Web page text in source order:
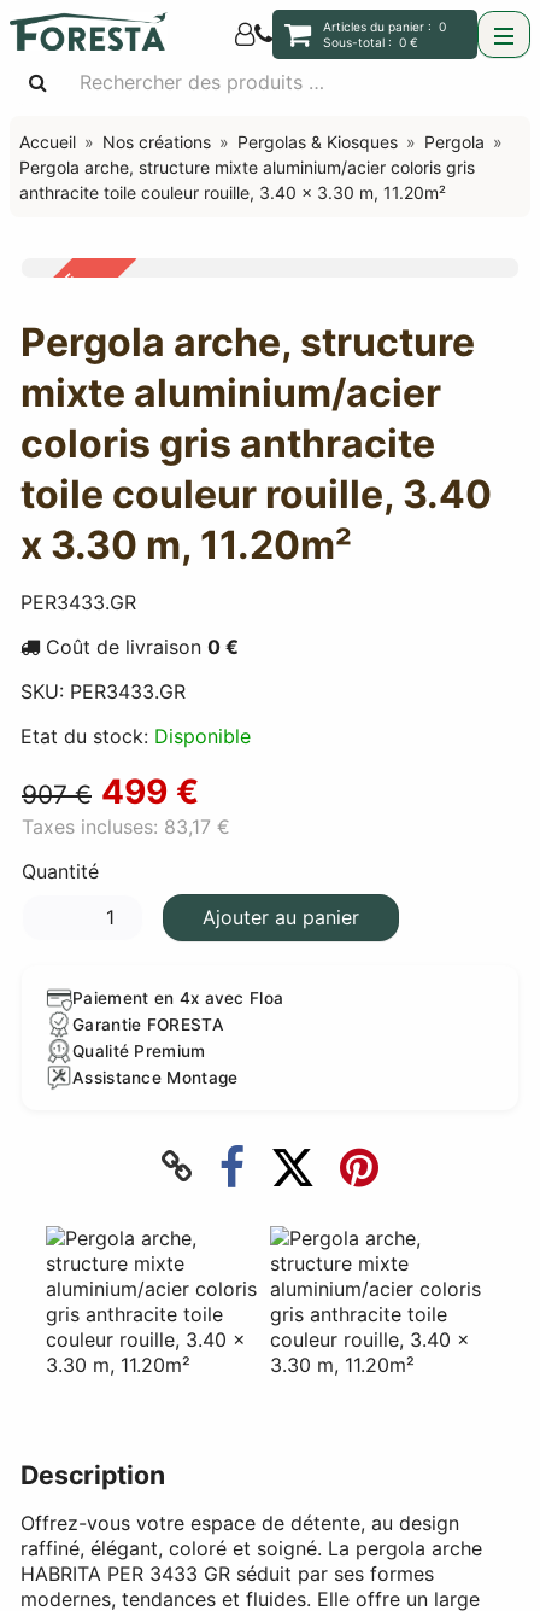
Articles du panier :0
Sous-total :0 €
Accueil Nos créations Pergolas & Kiosques
Pergola
Pergola arche, structure mixte aluminium/acier coloris gris
anthracite toile couleur rouille, 3.40 x 3.30 m, 11.20m²
OFFRE
Pergola arche, structure
mixte aluminium/acier
coloris gris anthracite
toile couleur rouille, 3.40
x 3.30 m, 11.20m²
PER3433.GR
Coût de livraison 0 €
SKU: PER3433.GR
Etat du stock: Disponible
907 € 499 €
Taxes incluses: 83,17 €
Quantité
Ajouter au panier
Paiement en 4x avec Floa
Garantie FORESTA
Qualité Premium
Assistance Montage
Description
Offrez-vous votre espace de détente, au design
raffiné, élégant, coloré et soigné. La pergola arche
HABRITA PER 3433 GR séduit par ses formes
modernes, tendances et fluides. Elle offre un large